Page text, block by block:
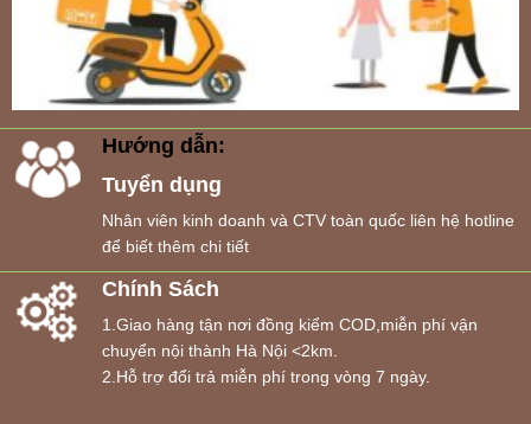
Hướng dẫn:
Tuyển dụng
Nhân viên kinh doanh và CTV toàn quốc liên hệ hotline
để biết thêm chi tiết
Chính Sách
1.Giao hàng tận nơi đồng kiểm COD,miễn phí vận
chuyển nội thành Hà Nội <2km.
2.Hỗ trợ đổi trả miễn phí trong vòng 7 ngày.